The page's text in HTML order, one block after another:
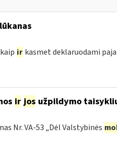
ir kasmet deklaruodami
ir jos užpildymo
Nr. VA-53 „Dėl Valstybinės